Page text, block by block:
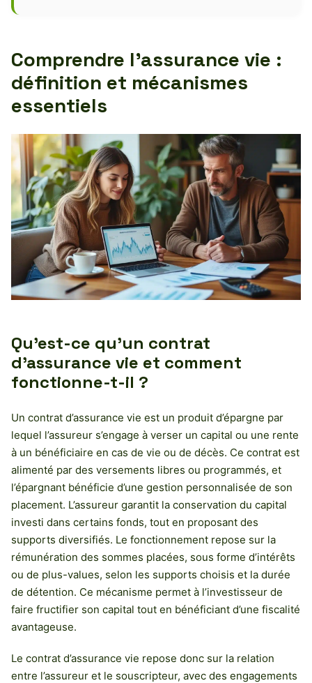
Comprendre l’assurance vie :
définition et mécanismes
essentiels
Qu’est-ce qu’un contrat
d’assurance vie et comment
fonctionne-t-il ?
Un contrat d’assurance vie est un produit d’épargne par
lequel l’assureur s’engage à verser un capital ou une rente
à un bénéficiaire en cas de vie ou de décès. Ce contrat est
alimenté par des versements libres ou programmés, et
l’épargnant bénéficie d’une gestion personnalisée de son
placement. L’assureur garantit la conservation du capital
investi dans certains fonds, tout en proposant des
supports diversifiés. Le fonctionnement repose sur la
rémunération des sommes placées, sous forme d’intérêts
ou de plus-values, selon les supports choisis et la durée
de détention. Ce mécanisme permet à l’investisseur de
faire fructifier son capital tout en bénéficiant d’une fiscalité
avantageuse.
Le contrat d’assurance vie repose donc sur la relation
entre l’assureur et le souscripteur, avec des engagements